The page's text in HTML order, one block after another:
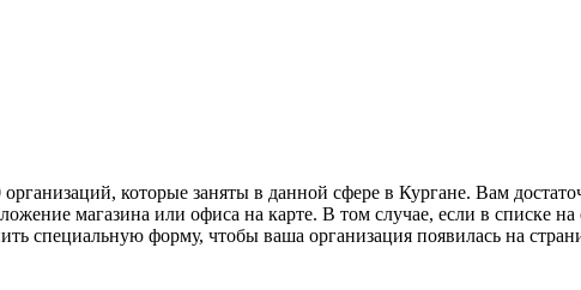
которые заняты в данной сфере в Кургане. Вам
магазина или офиса на карте. В том случае, если в списке
специальную форму, чтобы ваша организация появилась на